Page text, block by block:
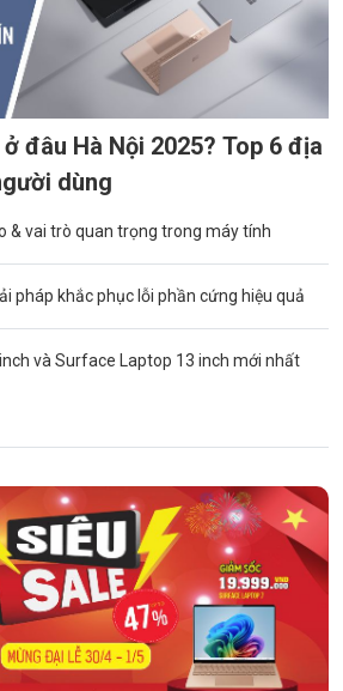
đâu Hà Nội 2025? Top 6 địa
dùng
& vai trò quan trọng trong máy tính
pháp khắc phục lỗi phần cứng hiệu quả
và Surface Laptop 13 inch mới nhất